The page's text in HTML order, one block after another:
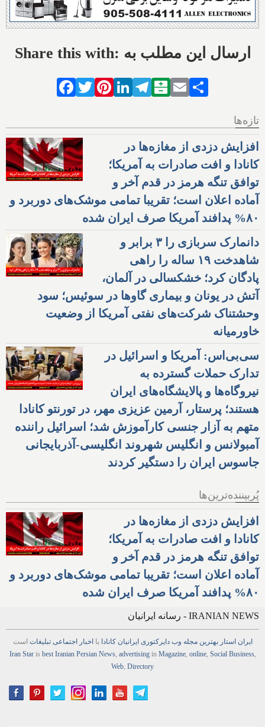
Share this with: ارسال این مطلب به
Facebook
TwitterPinterestLinkedIn
Telegram
Balatarin
Email
تازه‌ها
افزایش دزدی از مغازه‌ها در
کانادا و افت صادرات به آمریکا؛
توافق تنگه هرمز در قدم آخر و
آماده اعلان است؛ تقریبا تمامی موشک‌های دوربرد و
۸۰% پدافند آمریکا صرف ایران شده
دانمارک سربازی را ۳ برابر و
شاهدخت ۱۹ ساله را راهی
پادگان کرد؛ خشکسالی در آلمان،
آتش در یونان و بیماری گاوها در سوئیس؛ سود
وحشتناک شرکت‌های نفتی آمریکا از وضعیت
خاورمیانه
سی‌بی‌اس: آمریکا و اسرائیل در
تدارک حملات گسترده به
نیروگاه‌ها و پالایشگاه‌های ایران
هستند؛ پرستار، آرمین عزیزی مهر، در تورنتو کانادا
متهم به آزار جنسی کارآموزش شد؛ اسرائیل راننده
آمبولانس و انگلیس شهروند انگلیسی-آذربایجانی
جاسوس ایران را دستگیر کردند
پُربیننده‌ترین‌ها
افزایش دزدی از مغازه‌ها در
کانادا و افت صادرات به آمریکا؛
توافق تنگه هرمز در قدم آخر و
آماده اعلان است؛ تقریبا تمامی موشک‌های دوربرد و
۸۰% پدافند آمریکا صرف ایران شده
IRANIAN NEWS - رسانه ایرانیان
ایران استار بهترین مجله وب دایرکتوری ایرانیان کانادا بااخبار اجتماعی تبلیغات است
Iran Staris best Iranian Persian News, advertisingin Magazine, online, Social Business,
Web Directory